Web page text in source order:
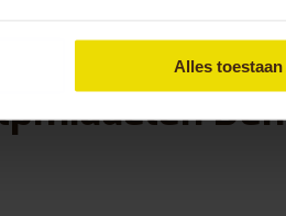
Alles toestaan
Den